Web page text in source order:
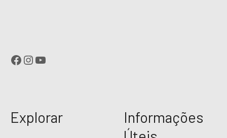
Facebook Instagram YouTube
Explorar
Informações